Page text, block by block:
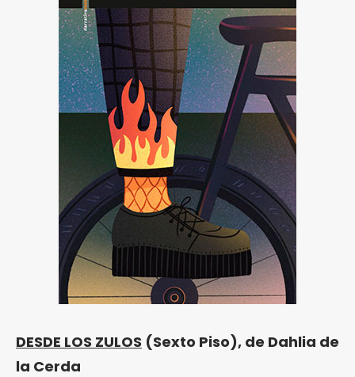
DESDE LOS ZULOS (Sexto Piso), de Dahlia de
la Cerda